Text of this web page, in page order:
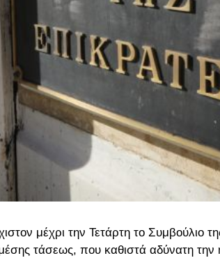
μέχρι την Τετάρτη το Συμβούλιο
τάσεως, που καθιστά αδύνατη την